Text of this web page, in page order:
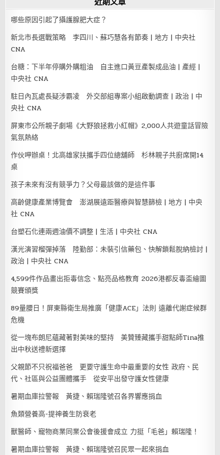
哪些原因引起了攝護腺肥大症？
新北市長選戰策略 李四川、蘇巧慧各有節奏 | 地方 | 中央社
CNA
台糖：下半年停購外購粗油 自主進口黃豆產製成品油 | 產經 |
中央社 CNA
駐日內瓦處長疑涉霸凌 外交部組專案小組啟動調查 | 政治 | 中
央社 CNA
屏東市公所親子劇場《大野狼拯救小紅帽》2,000人共遊童話冒險
氣氛熱絡
作伙呷辦桌！北高雄家扶攜手四位總舖師 杉林親子共廚席開14
桌
孩子未來有沒有競爭力？父母最該做的是這件事
高齡健康產業博覽會 澎湖展遠距醫療與智慧篩檢 | 地方 | 中央
社 CNA
台塑石化連兩週油價不調整 | 生活 | 中央社 CNA
漢光演習榴彈掉落 陸勤部：未裝引信藥包、快解鎖鬆脫納檢討 |
政治 | 中央社 CNA
4,599件作品畫出拒毒信念、點亮品格教育 2026港都反毒盃繪圖
競賽頒獎
89量腰日！屏東縣衛生局推廣「健康ACE」法則 遠離代謝症候群
危機
從一塊布朗尼蘊藏著對美味的堅持 美贊臻藏攜手甜點師Tina推
出中秋送禮新選擇
父親節不只祝福爸爸 更要守護生命中最重要的女性 政府、民
代、社區與公益團體攜手 從安平出發守護女性健康
暑期血庫拉警報 黃捷、賴瑞隆號召各界響應捐血
魚類營養高-提神養生防衰老
獸醫師、寵物商業同業公會後援會成立 力挺「毛爸」賴瑞隆！
暑期血庫拉警報 黃捷、賴瑞隆號召民眾一起來捐血